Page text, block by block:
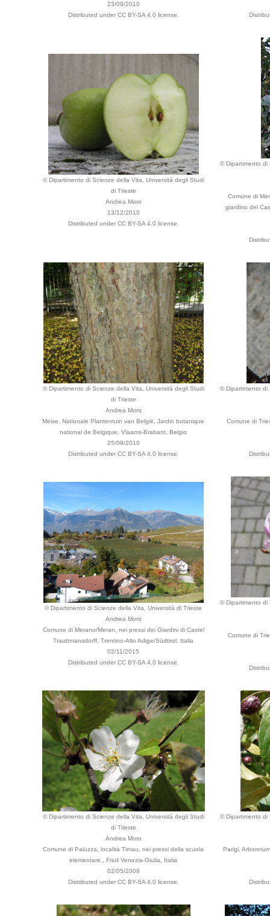
23/09/2010
Distributed under CC BY-SA 4.0 license.
© Dipartimento di Scienze della Vita, Università degli Studi
di Trieste
Andrea Moro
13/12/2010
Distributed under CC BY-SA 4.0 license.
© Dipartimento di
Comune di
giardino del
© Dipartimento di Scienze della Vita, Università degli Studi
di Trieste
Andrea Moro
Meise, Nationale Plantentuin van België, Jardin botanique
national de Belgique, Vlaams-Brabant, Belgio
25/09/2010
Distributed under CC BY-SA 4.0 license.
© Dipartimento di
Comune di
© Dipartimento di Scienze della Vita, Università di Trieste
Andrea Moro
Comune di Merano/Meran, nei pressi dei Giardini di Castel
Trauttmansdorff, Trentino-Alto Adige/Südtirol, Italia
02/11/2015
Distributed under CC BY-SA 4.0 license.
© Dipartimento di
Comune di
© Dipartimento di Scienze della Vita, Università degli Studi
di Trieste
Andrea Moro
Comune di Paluzza, località Timau, nei pressi della scuola
elementare., Friuli Venezia-Giulia, Italia
02/05/2009
Distributed under CC BY-SA 4.0 license.
© Dipartimento di
Parigi,